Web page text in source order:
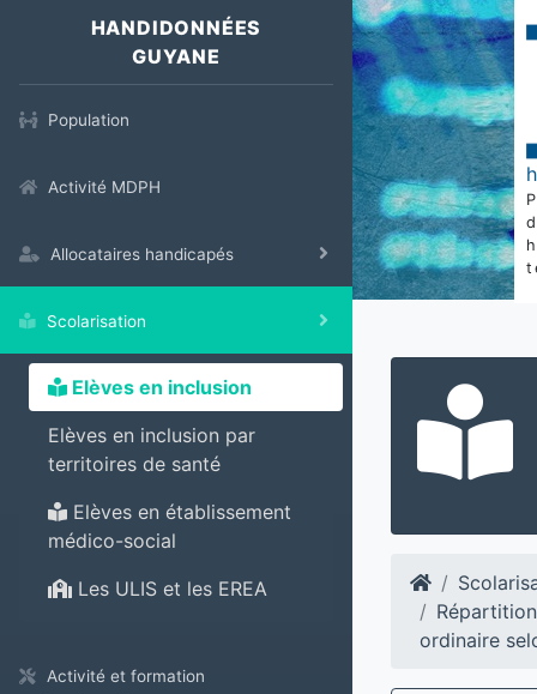
HANDIDONNÉES
GUYANE
Population
Activité MDPH
Allocataires handicapés
Scolarisation
Elèves en inclusion
Elèves en inclusion par
territoires de santé
Elèves en établissement
médico-social
Les ULIS et les EREA
Activité et formation
ordinaire